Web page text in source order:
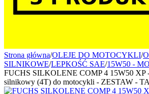
Strona główna/OLEJE DO MOTOCYKLI/
SILNIKOWE/LEPKOŚĆ SAE/15W50 -
FUCHS SILKOLENE COMP 4 15W50 XP
silnikowy (4T) do motocykli - ZESTAW -